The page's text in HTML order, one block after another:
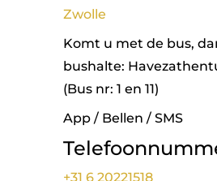
Zwolle
Komt u met de bus,
bushalte:
(Bus nr: 1 en 11)
App / Bellen / SMS
+31 6 20221518